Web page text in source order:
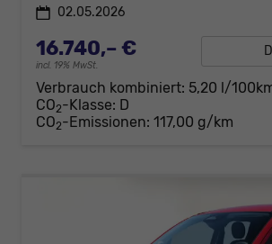
02.05.2026
16.740,– €
incl. 19% MwSt.
Verbrauch kombiniert: 5,20 l/
CO2-Klasse: D
CO2-Emissionen: 117,00 g/km